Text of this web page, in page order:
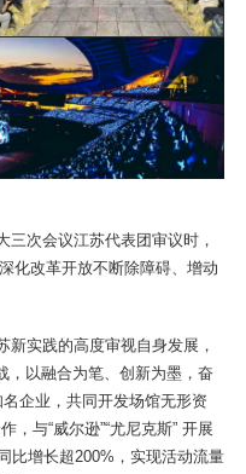
三次会议江苏代表团审议时，
化改革开放不断除障碍、增动
新实践的高度审视自身发展，
，以融合为笔、创新为墨，奋
企业，共同开发场馆无形资
，与“威尔逊”“尤尼克斯” 开展
比增长超200%，实现活动流量